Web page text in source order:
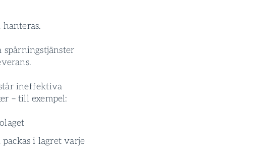
ineffektiva
– till exempel:
i lagret varje